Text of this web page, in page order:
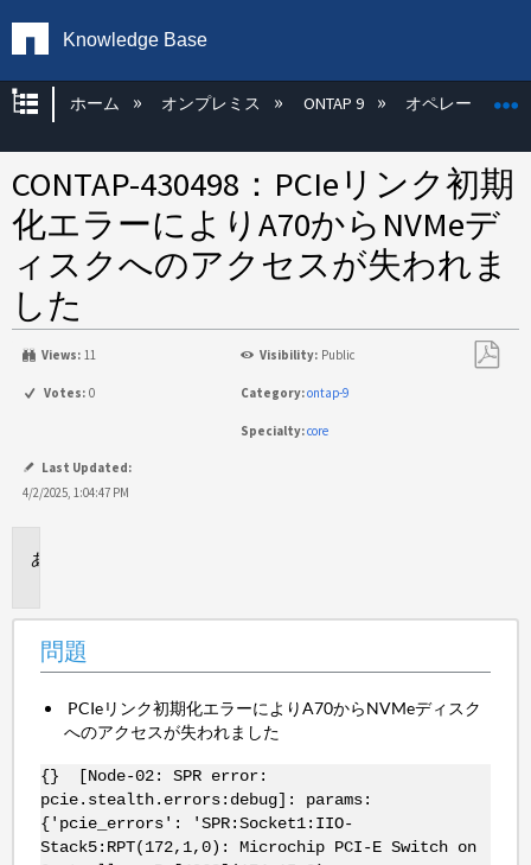
Knowledge Base
グローバル階層を展開/折りたたむ
ホーム オンプレミス ONTAP 9 オペレーティン
CONTAP-430498：PCIeリンク初期
化エラーによりA70からNVMeデ
ィスクへのアクセスが失われま
した
Views: 11 Visibility: Public
Votes: 0 Category:ontap-9
Specialty:core
Last Updated:
4/2/2025, 1:04:47 PM
問題
PCIeリンク初期化エラーによりA70からNVMeディスク
へのアクセスが失われました
{} [Node-02: SPR error:
pcie.stealth.errors:debug]: params:
{'pcie_errors': 'SPR:Socket1:IIO-
Stack5:RPT(172,1,0): Microchip PCI-E Switch on